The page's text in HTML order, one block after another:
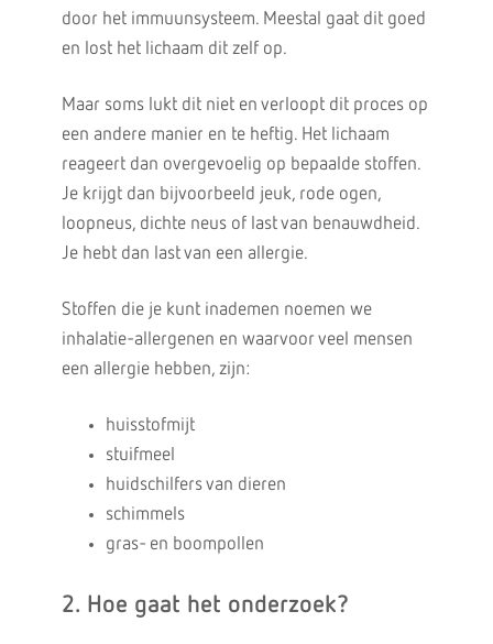
door het immuunsysteem. Meestal gaat dit goed
en lost het lichaam dit zelf op.
Maar soms lukt dit niet en verloopt dit proces op
een andere manier en te heftig. Het lichaam
reageert dan overgevoelig op bepaalde stoffen.
Je krijgt dan bijvoorbeeld jeuk, rode ogen,
loopneus, dichte neus of last van benauwdheid.
Je hebt dan last van een allergie.
Stoffen die je kunt inademen noemen we
inhalatie-allergenen en waarvoor veel mensen
een allergie hebben, zijn:
huisstofmijt
stuifmeel
huidschilfers van dieren
schimmels
gras- en boompollen
2. Hoe gaat het onderzoek?